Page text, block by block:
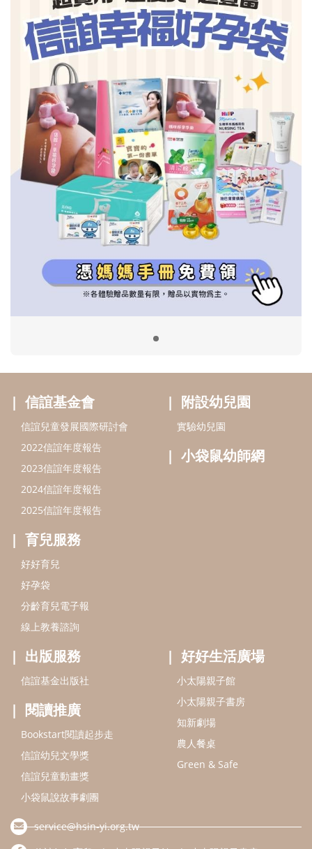
信誼基金會
2022信誼年度報告
2023信誼年度報告
2024信誼年度報告
好孕袋
分齡育兒電子報
線上教養諮詢
附設幼兒園
小袋鼠幼師網
出版服務
信誼基金出版社
閱讀推廣
Bookstart閱讀起步走
信誼幼兒文學獎
信誼兒童動畫獎
小袋鼠說故事劇團
service@hsin-yi.org.tw
信誼好好育兒
小太陽親子書房
(02)2396-5305轉2345 (週一～週五 9:00～18:00)
認識信誼 合作洽談 智慧財產權聲明
本網站建議使用IE9(含以上)或 Google Chrome 版本瀏覽器
信誼基金會/上誼文化實業股份有限公司 版權所有 ©